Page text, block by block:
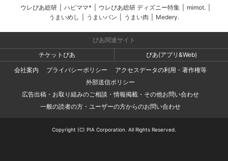
ウレぴあ総研 ハピママ* ウレぴあ総研 ディズニー特集 mimot.
うまいめし
うまいパン うまい肉 Medery.
ぴあ関連サイト
チケットぴあ
ぴあ(アプリ&Web)
会社案内
プライバシーポリシー
アクセスデータの利用・著作権等
外部送信ポリシー
広告出稿・お取り組みのご相談・情報掲載・その他お問い合わせ
一般の読者の方・ユーザーの方からのお問い合わせ
Copyright (C) PIA Corporation. All Rights Reserved.